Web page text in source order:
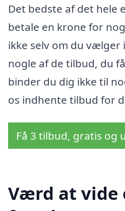
Det bedste af det hele
betale en krone for
ikke selv om du vælger
nogle af de tilbud, du
binder du dig ikke til
os indhente tilbud for
Få 3 tilbud, gratis og
Værd at vide